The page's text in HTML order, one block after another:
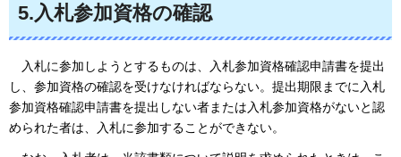
5.入札参加資格の確認
入札に参加しようとするものは、入札参加資格確認申請書を提出
し、参加資格の確認を受けなければならない。提出期限までに入札
参加資格確認申請書を提出しない者または入札参加資格がないと認
められた者は、入札に参加することができない。